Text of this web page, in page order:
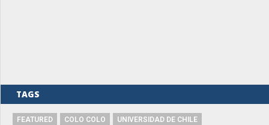
TAGS
FEATURED COLO COLO
UNIVERSIDAD DE CHILE